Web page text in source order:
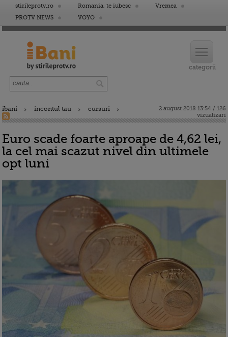
stirileprotv.ro Romania, te iubesc
Vremea
PROTV NEWS
VOYO
ibani incontul tau cursuri
2 august 2018 13:54 / 126
vizualizari
Euro scade foarte aproape de 4,62 lei,
la cel mai scazut nivel din ultimele
opt luni